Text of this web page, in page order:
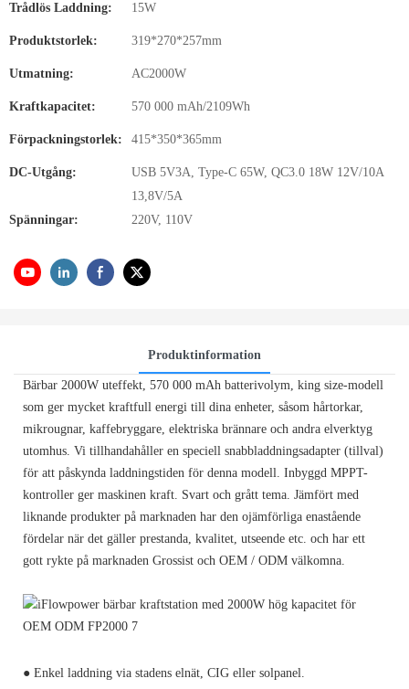
Trådlös Laddning:
15W
Produktstorlek: 319*270*257mm
Utmatning: AC2000W
Kraftkapacitet: 570 000 mAh/2109Wh
Förpackningstorlek: 415*350*365mm
DC-Utgång:
USB 5V3A, Type-C 65W, QC3.0 18W 12V/10A
13,8V/5A
Spänningar:
220V, 110V
Produktinformation
Bärbar 2000W uteffekt, 570 000 mAh batterivolym, king size-modell
som ger mycket kraftfull energi till dina enheter, såsom hårtorkar,
mikrougnar, kaffebryggare, elektriska brännare och andra elverktyg
utomhus. Vi tillhandahåller en speciell snabbladdningsadapter (tillval)
för att påskynda laddningstiden för denna modell. Inbyggd MPPT-
kontroller ger maskinen kraft. Svart och grått tema. Jämfört med
liknande produkter på marknaden har den ojämförliga enastående
fördelar när det gäller prestanda, kvalitet, utseende etc. och har ett
gott rykte på marknaden Grossist och OEM / ODM välkomna.
● Enkel laddning via stadens elnät, CIG eller solpanel.